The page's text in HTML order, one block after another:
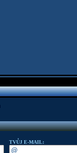
TVŮJ E-MAIL: